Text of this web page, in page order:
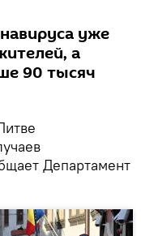
уже
а
90 тысяч
Департамент